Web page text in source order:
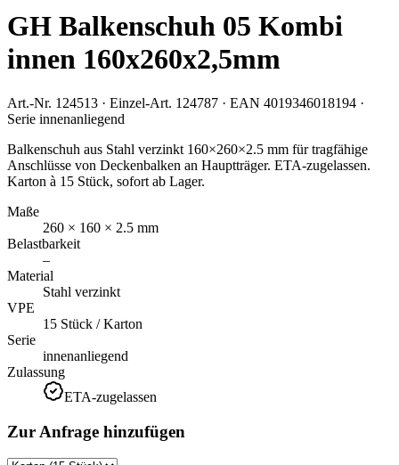
GH Balkenschuh 05 Kombi
innen 160x260x2,5mm
Art.-Nr. 124513 · Einzel-Art. 124787 · EAN 4019346018194 ·
Serie innenanliegend
Balkenschuh aus Stahl verzinkt 160×260×2.5 mm für tragfähige
Anschlüsse von Deckenbalken an Hauptträger. ETA-zugelassen.
Karton à 15 Stück, sofort ab Lager.
Maße
260 × 160 × 2.5 mm
Belastbarkeit
–
Material
Stahl verzinkt
VPE
15 Stück / Karton
Serie
innenanliegend
Zulassung
ETA-zugelassen
Zur Anfrage hinzufügen